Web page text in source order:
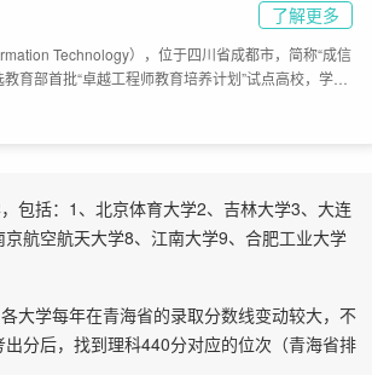
了解更多
Technology），位于四川省成都市，简称“成信
育部首批“卓越工程师教育培养计划”试点高校，学校
区，占地面积2000余亩。
包括：1、北京体育大学2、吉林大学3、大连
航空航天大学8、江南大学9、合肥工业大学
大学每年在青海省的录取分数线变动较大，不
分后，找到理科440分对应的位次（青海省排